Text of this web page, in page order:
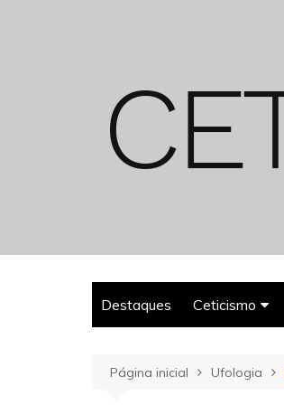
Destaques Ceticismo
Espiritualismo
Página inicial Ufologia